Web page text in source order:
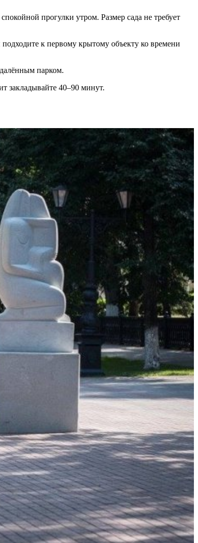
прогулки утром. Размер сада не требует
к первому крытому объекту ко времени
парком.
закладывайте 40–90 минут.